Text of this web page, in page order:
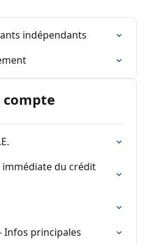
indépendants
compte
du crédit
Infos principales